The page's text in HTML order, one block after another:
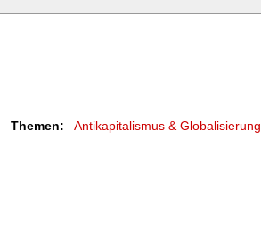
Themen: Antikapitalismus & Globalisierung